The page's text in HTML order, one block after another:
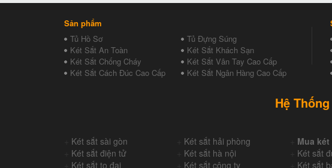
Sản phẩm
Tủ Hồ Sơ
Tủ Đựng Súng
Két Sắt An Toàn
Két Sắt Khách Sạn
Két Sắt Chống Cháy
Két Sắt Vân Tay Cao Cấp
Két Sắt Cách Đúc Cao Cấp
Két Sắt Ngân Hàng Cao Cấp
Hệ
Két sắt sài gòn Két sắt hải phòng Mua két
Két sắt điện tử Két sắt hà nội Két sắt
Két sắt to đại Két sắt công ty Két sắt